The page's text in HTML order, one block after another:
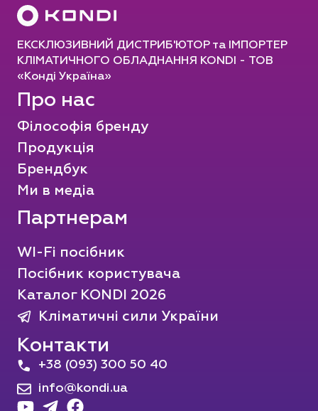
ЕКСКЛЮЗИВНИЙ ДИСТРИБ'ЮТОР та ІМПОРТЕР
КЛІМАТИЧНОГО ОБЛАДНАННЯ KONDI - ТОВ
«Конді Україна»
Про нас
Філософія бренду
Продукція
Брендбук
Ми в медіа
Партнерам
WI-Fi посібник
Посібник користувача
Каталог KONDI 2026
Кліматичні сили України
Контакти
+38 (093) 300 50 40
info@kondi.ua